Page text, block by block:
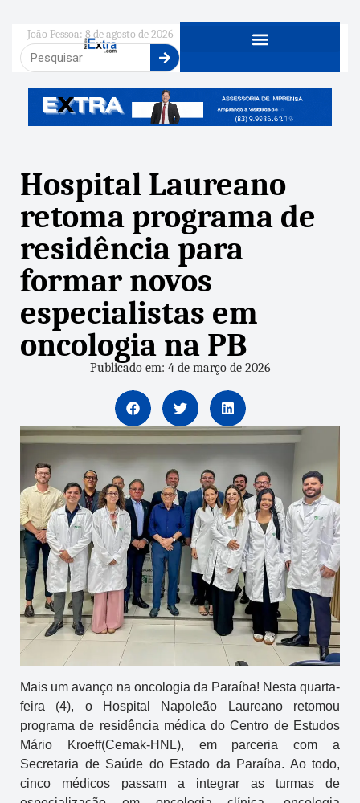
João Pessoa: 8 de agosto de 2026
Hospital Laureano
retoma programa de
residência para
formar novos
especialistas em
oncologia na PB
Publicado em: 4 de março de 2026
Mais um avanço na oncologia da Paraíba! Nesta quarta-
feira (4), o Hospital Napoleão Laureano retomou
programa de residência médica do Centro de Estudos
Mário Kroeff(Cemak-HNL), em parceria com a
Secretaria de Saúde do Estado da Paraíba. Ao todo,
cinco médicos passam a integrar as turmas de